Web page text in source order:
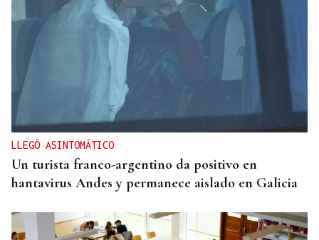
LLEGÓ ASINTOMÁTICO
Un turista franco-argentino da positivo en
hantavirus Andes y permanece aislado en Galicia